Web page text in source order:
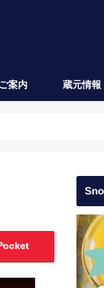
案内 蔵元情報